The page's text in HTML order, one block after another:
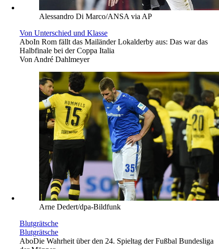
Alessandro Di Marco/ANSA via AP
Von Unterschied und Klasse
AboIn Rom fällt das Mailänder Lokalderby aus: Das war das
Halbfinale bei der Coppa Italia
Von André Dahlmeyer
Arne Dedert/dpa-Bildfunk
Blutgrätsche
Blutgrätsche
AboDie Wahrheit über den 24. Spieltag der Fußbal Bundesliga